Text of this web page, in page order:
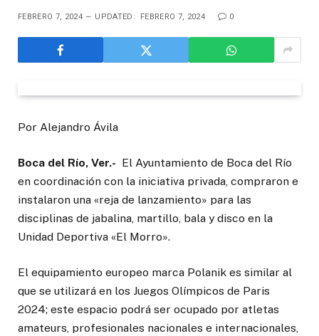
FEBRERO 7, 2024 UPDATED: FEBRERO 7, 2024 0
Por Alejandro Ávila
Boca del Río, Ver.- El Ayuntamiento de Boca del Río
en coordinación con la iniciativa privada, compraron e
instalaron una «reja de lanzamiento» para las
disciplinas de jabalina, martillo, bala y disco en la
Unidad Deportiva «El Morro».
El equipamiento europeo marca Polanik es similar al
que se utilizará en los Juegos Olímpicos de Paris
2024; este espacio podrá ser ocupado por atletas
amateurs, profesionales nacionales e internacionales,